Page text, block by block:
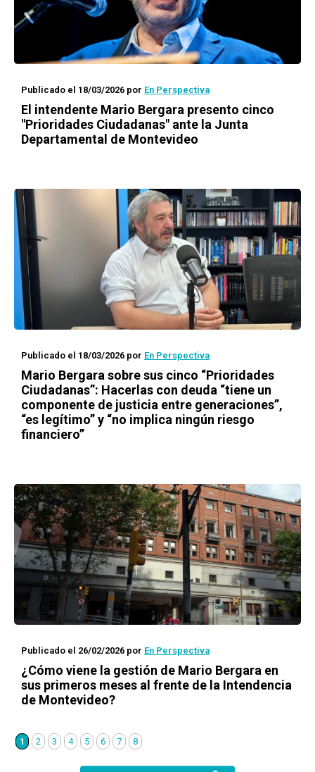
Publicado el 18/03/2026 por En Perspectiva
El intendente Mario Bergara presento cinco
"Prioridades Ciudadanas" ante la Junta
Departamental de Montevideo
Publicado el 18/03/2026 por En Perspectiva
Mario Bergara sobre sus cinco “Prioridades
Ciudadanas”: Hacerlas con deuda “tiene un
componente de justicia entre generaciones”,
“es legítimo” y “no implica ningún riesgo
financiero”
Publicado el 26/02/2026 por En Perspectiva
¿Cómo viene la gestión de Mario Bergara en
sus primeros meses al frente de la Intendencia
de Montevideo?
1 2 3 4 5 6 7 8